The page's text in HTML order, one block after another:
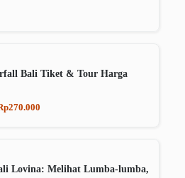
Bali Tiket & Tour Harga
Lovina: Melihat Lumba-lumba,